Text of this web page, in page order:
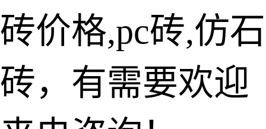
砖价格,pc砖,仿石
砖，有需要欢迎
承重仿石砖
细面透水砖